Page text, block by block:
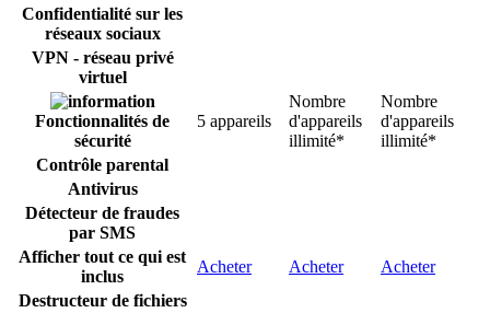
Confidentialité sur les
réseaux sociaux
VPN - réseau privé
virtuel
Fonctionnalités de
sécurité
5 appareils
Nombre
d'appareils
illimité*
Nombre
d'appareils
illimité*
Contrôle parental
Antivirus
Détecteur de fraudes
par SMS
Afficher tout ce qui est
inclus
Acheter Acheter
Acheter
Destructeur de fichiers